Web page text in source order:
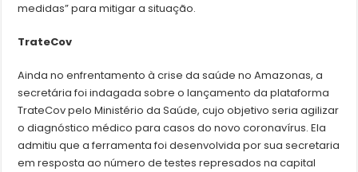
medidas” para mitigar a situação.
TrateCov
Ainda no enfrentamento à crise da saúde no Amazonas, a
secretária foi indagada sobre o lançamento da plataforma
TrateCov pelo Ministério da Saúde, cujo objetivo seria agilizar
o diagnóstico médico para casos do novo coronavírus. Ela
admitiu que a ferramenta foi desenvolvida por sua secretaria
em resposta ao número de testes represados na capital